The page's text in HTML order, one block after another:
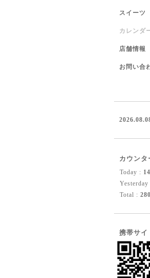
スイーツ
カレンダ
店舗情報
お問い合
カウンタ
Today :
Yesterday
Total :
携帯サイ